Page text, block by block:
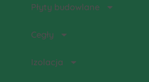
Płyty budowlane
Cegły
Izolacja